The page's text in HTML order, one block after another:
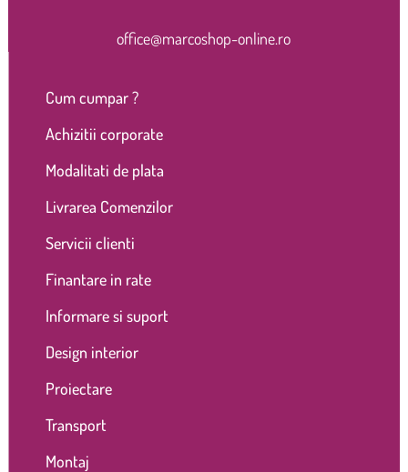
office@marcoshop-online.ro
Cum cumpar ?
Achizitii corporate
Modalitati de plata
Livrarea Comenzilor
Servicii clienti
Finantare in rate
Informare si suport
Design interior
Proiectare
Transport
Montaj